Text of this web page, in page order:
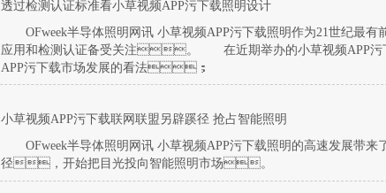
透过检测认证标准看小草视频APP污下载照明设计
OFweek半导体照明网讯 小草视频APP污下载照明作为21世纪
应用和检测认证备受关注。 在近期举办的小草视频APP污
APP污下载市场发展的看法；
小草视频APP污下载联网联盟另辟蹊径 抢占智能照明
OFweek半导体照明网讯 小草视频APP污下载照明的高速发展带
径，开始把目光投向智能照明市场。